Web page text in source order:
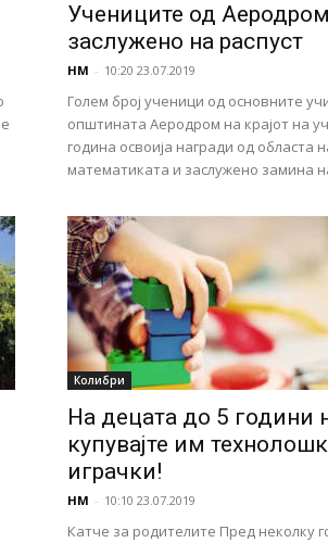
Учениците од Аеродром
заслужено на распуст
НМ - 10:20 23.07.2019
Голем број ученици од основните
општината Аеродром на крајот на
година освоија награди од областа
математиката и заслужено замина
Колибри
На децата до 5 години
купувајте им
играчки!
НМ - 10:10 23.07.2019
Катче за родителите Пред неколку